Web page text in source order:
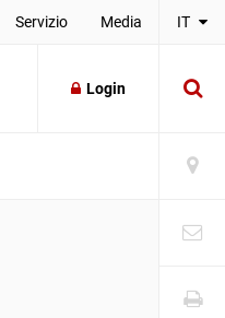
Servizio Media IT
Login